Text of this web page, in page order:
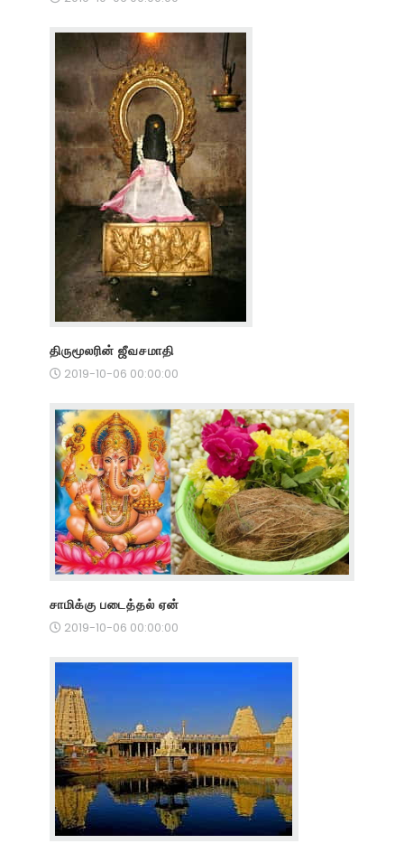
திருமூலரின் ஜீவசமாதி
2019-10-06 00:00:00
சாமிக்கு படைத்தல் ஏன்
2019-10-06 00:00:00